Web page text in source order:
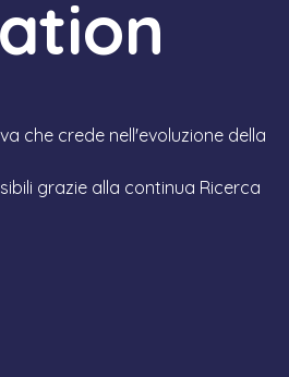
che crede nell'evoluzione della
grazie alla continua Ricerca